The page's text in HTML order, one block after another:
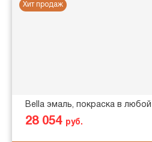
Хит продаж
Bella эмаль, покраска в любой
28 054 руб.